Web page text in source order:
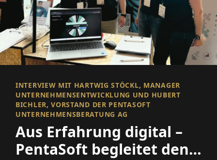
INTERVIEW MIT HARTWIG STÖCKL, MANAGER
UNTERNEHMENSENTWICKLUNG UND HUBERT
BICHLER, VORSTAND DER PENTASOFT
UNTERNEHMENSBERATUNG AG
Aus Erfahrung digital –
PentaSoft begleitet den